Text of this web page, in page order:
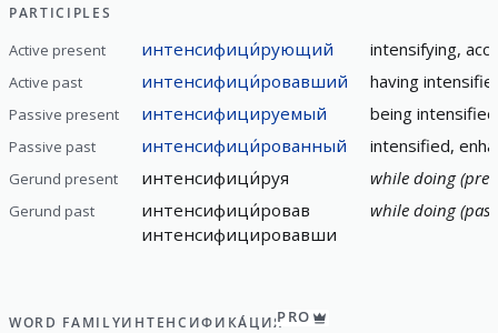
PARTICIPLES
Active present интенсифици́рующий intensifying,
Active past интенсифици́ровавший having
Passive present интенсифицируемый being
Passive past интенсифици́рованный intensified,
Gerund present интенсифици́руя while doing
Gerund past
интенсифици́ровав
интенсифицировавши
while doing
WORD FAMILYИНТЕНСИФИКА́ЦИЯPRO